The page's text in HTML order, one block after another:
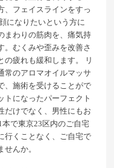
、フェイスラインをすっ
になりたいという方に
まわりの筋肉を、痛気持
。むくみや歪みを改善さ
の疲れも緩和します。 リ
常のアロマオイルマッサ
、施術を受けることがで
トになったパーフェクト
だけでなく、男性にもお
本で東京23区内のご自宅
行くことなく、ご自宅で
んか。